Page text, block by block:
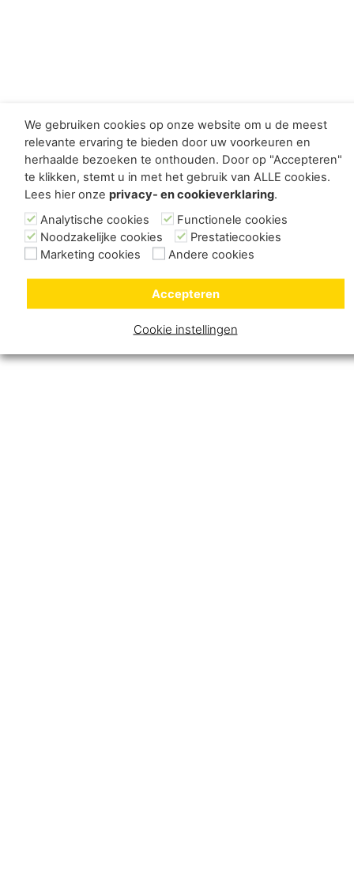
We gebruiken cookies op onze website om u de meest
relevante ervaring te bieden door uw voorkeuren en
herhaalde bezoeken te onthouden. Door op "Accepteren"
te klikken, stemt u in met het gebruik van ALLE cookies.
Lees hier onze privacy- en cookieverklaring.
Analytische cookies
Functionele cookies
Noodzakelijke cookies
Prestatiecookies
Marketing cookies
Andere cookies
Cookie instellingen
Accepteren